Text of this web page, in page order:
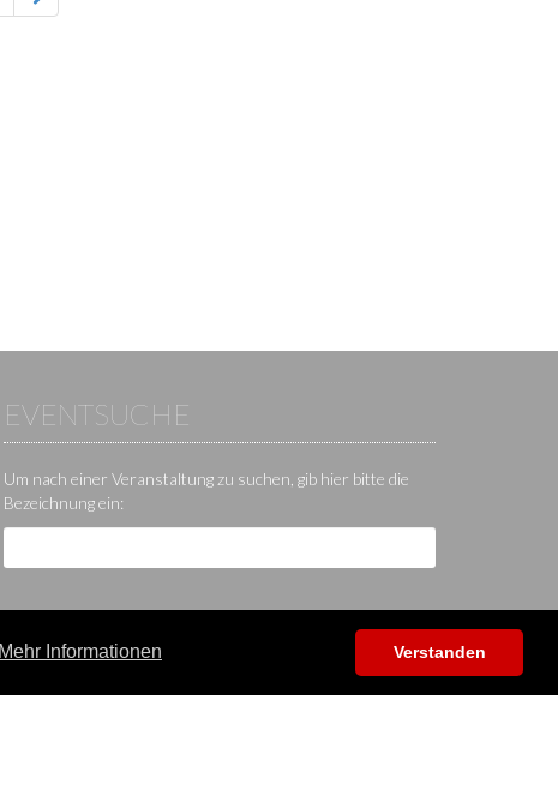
Mehr Informationen Verstanden
EVENTSUCHE
Um nach einer Veranstaltung zu suchen, gib hier bitte die
Bezeichnung ein: